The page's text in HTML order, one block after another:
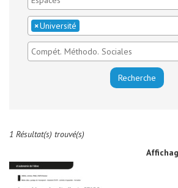
×Université
1 Résultat(s) trouvé(s)